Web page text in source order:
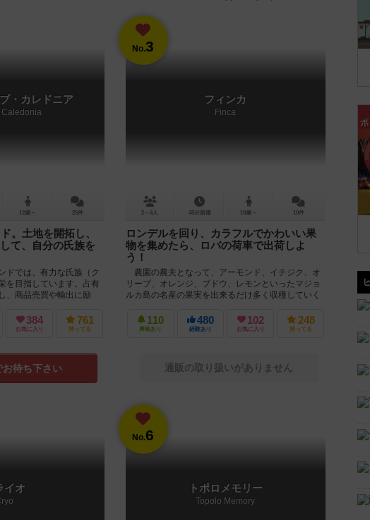
・カレドニア
Caledonia
12歳～ 25件
。土地を開拓し、
て、自分の氏族を
ドでは、有力な氏族（ク
を目指しています。占有
、商品売買や輸出に励
384
お気に入り
761
持ってる
お待ち下さい
No.3
フィンカ
Finca
2～4人 45分前後 10歳～ 10件
ロンデルを回り、カラフルでかわいい果
物を集めたら、ロバの荷車で出荷しよ
う！
農園の農夫となって、アーモンド、イチジク、オ
リーブ、オレンジ、ブドウ、レモンといったマジョ
ルカ島の名産の果実を出来るだけ多く収穫していく
110
興味あり
480
経験あり
102
お気に入り
248
持ってる
通販の取り扱いがありません
イオ
No.6
トポロメモリー
Topolo Memory